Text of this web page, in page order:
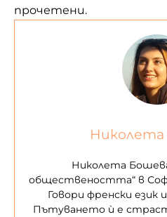
прочетени.
Николета
обществеността“ в
Говори френски език
Пътуването ѝ е страст